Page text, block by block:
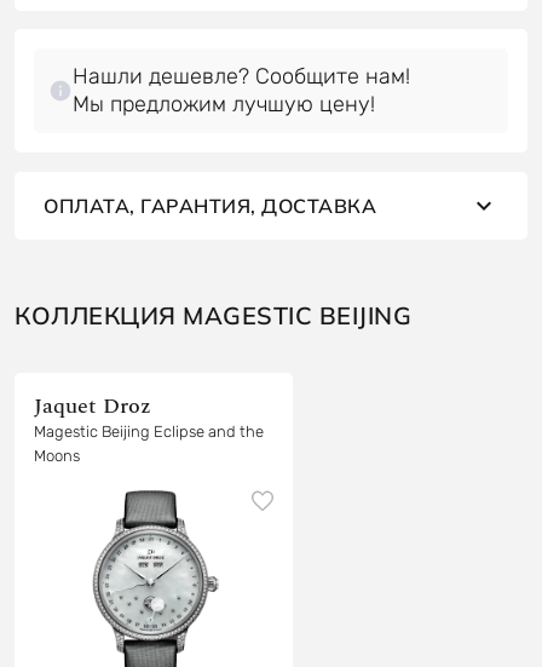
Нашли дешевле? Сообщите нам!
Мы предложим лучшую цену!
ОПЛАТА, ГАРАНТИЯ, ДОСТАВКА
КОЛЛЕКЦИЯ MAGESTIC BEIJING
Jaquet Droz
Magestic Beijing Eclipse and the
Moons